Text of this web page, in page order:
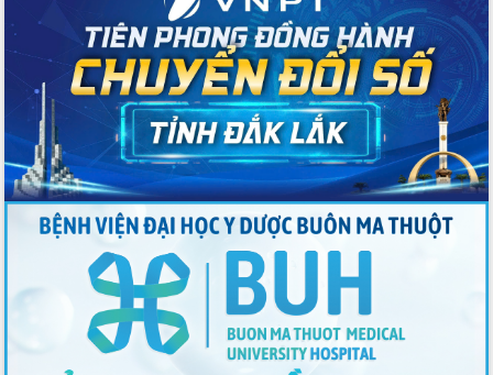
Phó Bí thư Tỉnh ủy Đắk Lắk Đỗ Hữu
Huy giữ chức Bí thư Đảng ủy Ủy Ban
Nhân dân tỉnh
Bệnh án điện tử thúc đẩy chuyển đổi
số y tế tại Đắk Lắk
Chuyển đổi số thư viện: Mở rộng
không gian tri thức trong thời đại số
Đánh giá, rút kinh nghiệm công tác tổ
chức diễn tập trước ngày bầu cử
Chương trình “Gặp gỡ hữu nghị –
Friendship Meeting New Year 2026”
Bầu cử Quốc hội và HĐND: Cử tri Đắk
Lắk gửi gắm niềm tin, kỳ vọng vào lá
Đắk Lắk sẵn sàng các điều kiện cho